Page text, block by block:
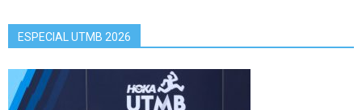
ESPECIAL UTMB 2026